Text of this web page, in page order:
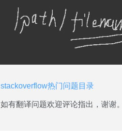
stackoverflow热门问题目录
如有翻译问题欢迎评论指出，谢谢。